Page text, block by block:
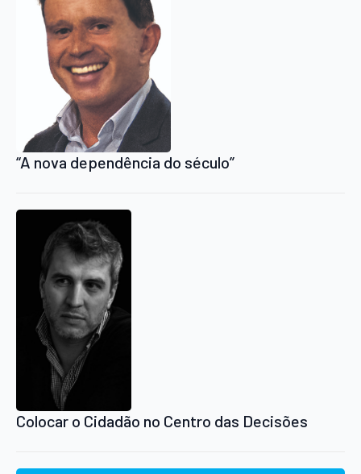
“A nova dependência do século”
Colocar o Cidadão no Centro das Decisões